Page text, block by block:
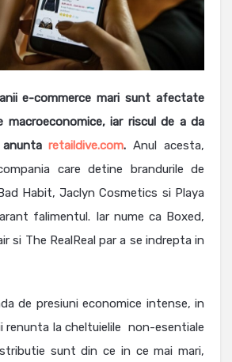
e-commerce mari sunt afectate
macroeconomice, iar riscul de a da
anuntaretaildive.com. Anul acesta,
care detine brandurile de
Habit, Jaclyn Cosmetics si Playa
falimentul. Iar nume ca Boxed,
si The RealReal par a se indrepta in
de presiuni economice intense, in
renunta la cheltuielile non-esentiale
sunt din ce in ce mai mari,